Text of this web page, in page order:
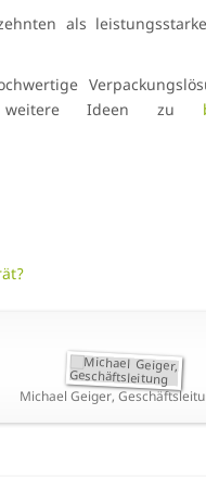
als
weitere Ideen zu
Michael Geiger,